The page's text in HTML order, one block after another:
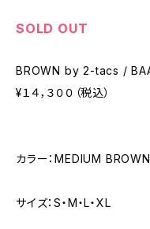
SOLD OUT
BROWN by 2-tacs /
¥１４，３００（税込）
カラー：MEDIUM BROWN
サイズ：S・M・L・XL